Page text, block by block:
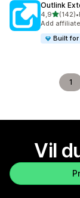
Outlink
4,9av 5(142)
Totalt 142 •
Add
Built
1
Vil